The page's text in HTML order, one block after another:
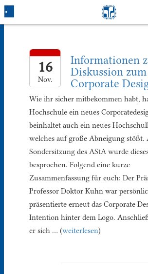
Blog
Fotos
Login
Klausuren
Protokolle
Ausleihe
16
Nov.
Informationen
Diskussion
Corporate
Wie ihr sicher mitbekommen habt,
Hochschule ein neues
beinhaltet auch ein neues
welches auf große Abneigung stößt.
Sondersitzung des AStA wurde
besprochen. Folgend eine kurze
Zusammenfassung für euch: Der
Professor Doktor Kuhn war
präsentierte erneut das Corporate
Intention hinter dem Logo.
er sich … (weiterlesen)